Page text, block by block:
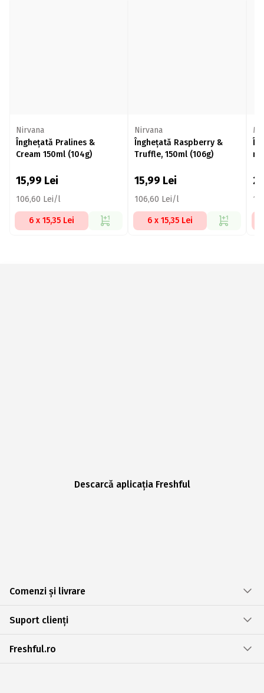
Nirvana
Înghețată Pralines &
Cream 150ml (104g)
15,99 Lei
106,60 Lei/l
6 x 15,35 Lei
Nirvana
Înghețată Raspberry &
Truffle, 150ml (106g)
15,99 Lei
106,60 Lei/l
6 x 15,35 Lei
Descarcă aplicația Freshful
Comenzi și livrare
Suport clienți
Freshful.ro